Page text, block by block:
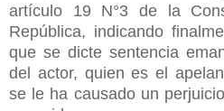
artículo 19 N°3 de la
República, indicando
que se dicte sentencia
del actor, quien es el
se le ha causado un